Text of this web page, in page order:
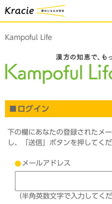
Kampoful Life
ログイン
下の欄にあなたの登録されたメ
し、「送信」ボタンを押してくだ
メールアドレス
（半角英数文字で入力してくだ